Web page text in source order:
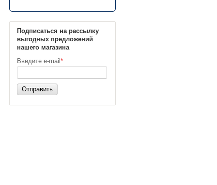
Подписаться на рассылку
выгодных предложений
нашего магазина
Введите e-mail *
Отправить